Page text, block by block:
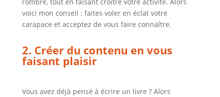
voici mon conseil : faites voler en éclat votre
carapace et acceptez de vous faire connaître.
2. Créer du contenu en vous
faisant plaisir
Vous avez déjà pensé à écrire un livre ? Alors